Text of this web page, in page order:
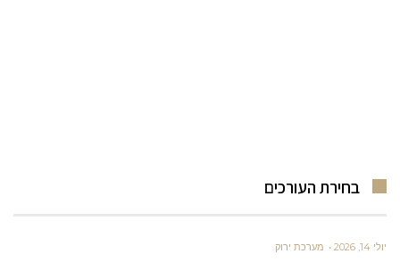
בחירת העורכים
יולי 14, 2026 מערכת ירוק